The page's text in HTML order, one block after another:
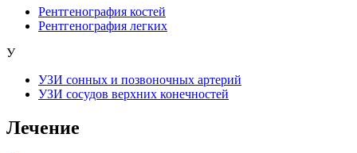
Рентгенография костей
Рентгенография легких
У
УЗИ сонных и позвоночных артерий
УЗИ сосудов верхних конечностей
Лечение